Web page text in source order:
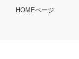
HOMEページ